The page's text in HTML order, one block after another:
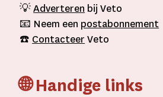
💡Adverteren bij Veto
📧 Neem een postabonnement
☎️ Contacteer Veto
🌐 Handige links